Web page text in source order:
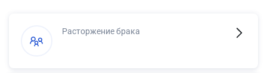
Расторжение брака